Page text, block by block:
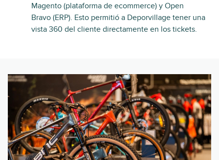
Magento (plataforma de ecommerce) y Open
Bravo (ERP). Esto permitió a Deporvillage tener una
vista 360 del cliente directamente en los tickets.